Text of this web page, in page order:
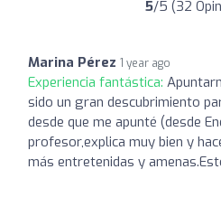
5/5 (32
Marina Pérez 1 year ago
Experiencia fantástica:
sido un gran descubrimiento
desde que me apunté (desde
profesor,explica muy bien y
más entretenidas y